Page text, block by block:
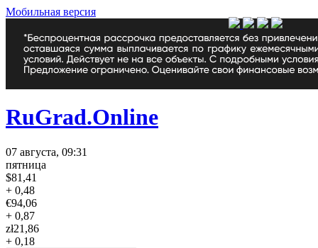
Мобильная версия
RuGrad.Online
07 августа, 09:31
пятница
$81,41
+ 0,48
€94,06
+ 0,87
zł21,86
+ 0,18